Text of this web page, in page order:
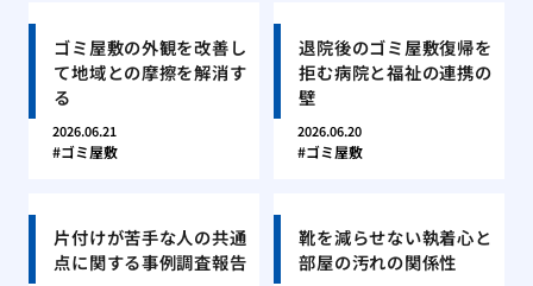
ゴミ屋敷の外観を改善し
て地域との摩擦を解消す
る
2026.06.21
ゴミ屋敷
退院後のゴミ屋敷復帰を
拒む病院と福祉の連携の
壁
2026.06.20
ゴミ屋敷
片付けが苦手な人の共通
点に関する事例調査報告
靴を減らせない執着心と
部屋の汚れの関係性